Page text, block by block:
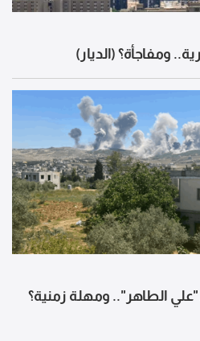
ومفاجأة؟ (الديار)
الطاهر".. ومهلة زمنية؟